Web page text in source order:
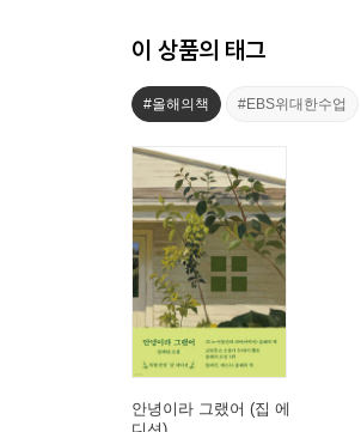
이 상품의 태그
#올해의책 #EBS위대한수업
안녕이라 그랬어 (집 에